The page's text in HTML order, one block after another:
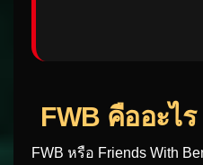
FWB คืออะไ
FWB หรือ Friends With